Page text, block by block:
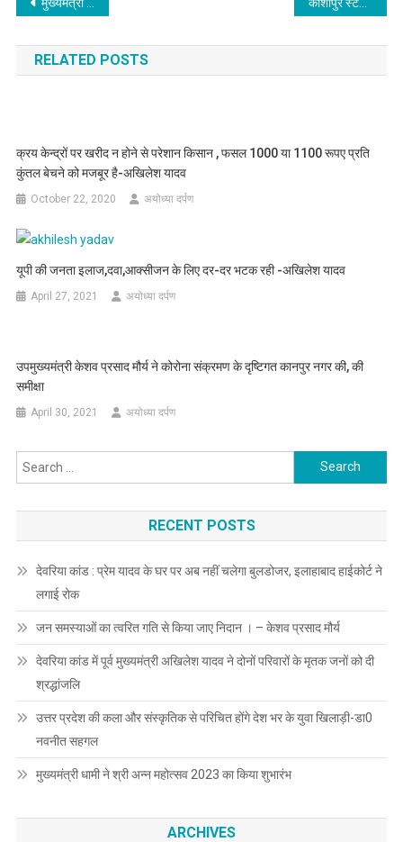
navigation
RELATED POSTS
क्रय केन्द्रों पर खरीद न होने से परेशान किसान , फसल 1000 या 1100 रूपए प्रति
कुंतल बेचने को मजबूर है-अखिलेश यादव
October 22, 2020 अयोध्या दर्पण
यूपी की जनता इलाज,दवा,आक्सीजन के लिए दर-दर भटक रही -अखिलेश यादव
April 27, 2021 अयोध्या दर्पण
उपमुख्यमंत्री केशव प्रसाद मौर्य ने कोरोना संक्रमण के दृष्टिगत कानपुर नगर की, की
समीक्षा
April 30, 2021 अयोध्या दर्पण
Search
for:
RECENT POSTS
देवरिया कांड : प्रेम यादव के घर पर अब नहीं चलेगा बुलडोजर, इलाहाबाद हाईकोर्ट ने
लगाई रोक
जन समस्याओं का त्वरित गति से किया जाए निदान । – केशव प्रसाद मौर्य
देवरिया कांड में पूर्व मुख्यमंत्री अखिलेश यादव ने दोनों परिवारों के मृतक जनों को दी
श्रद्धांजलि
उत्तर प्रदेश की कला और संस्कृतिक से परिचित होंगे देश भर के युवा खिलाड़ी-डा0
नवनीत सहगल
मुख्यमंत्री धामी ने श्री अन्न महोत्सव 2023 का किया शुभारंभ
ARCHIVES